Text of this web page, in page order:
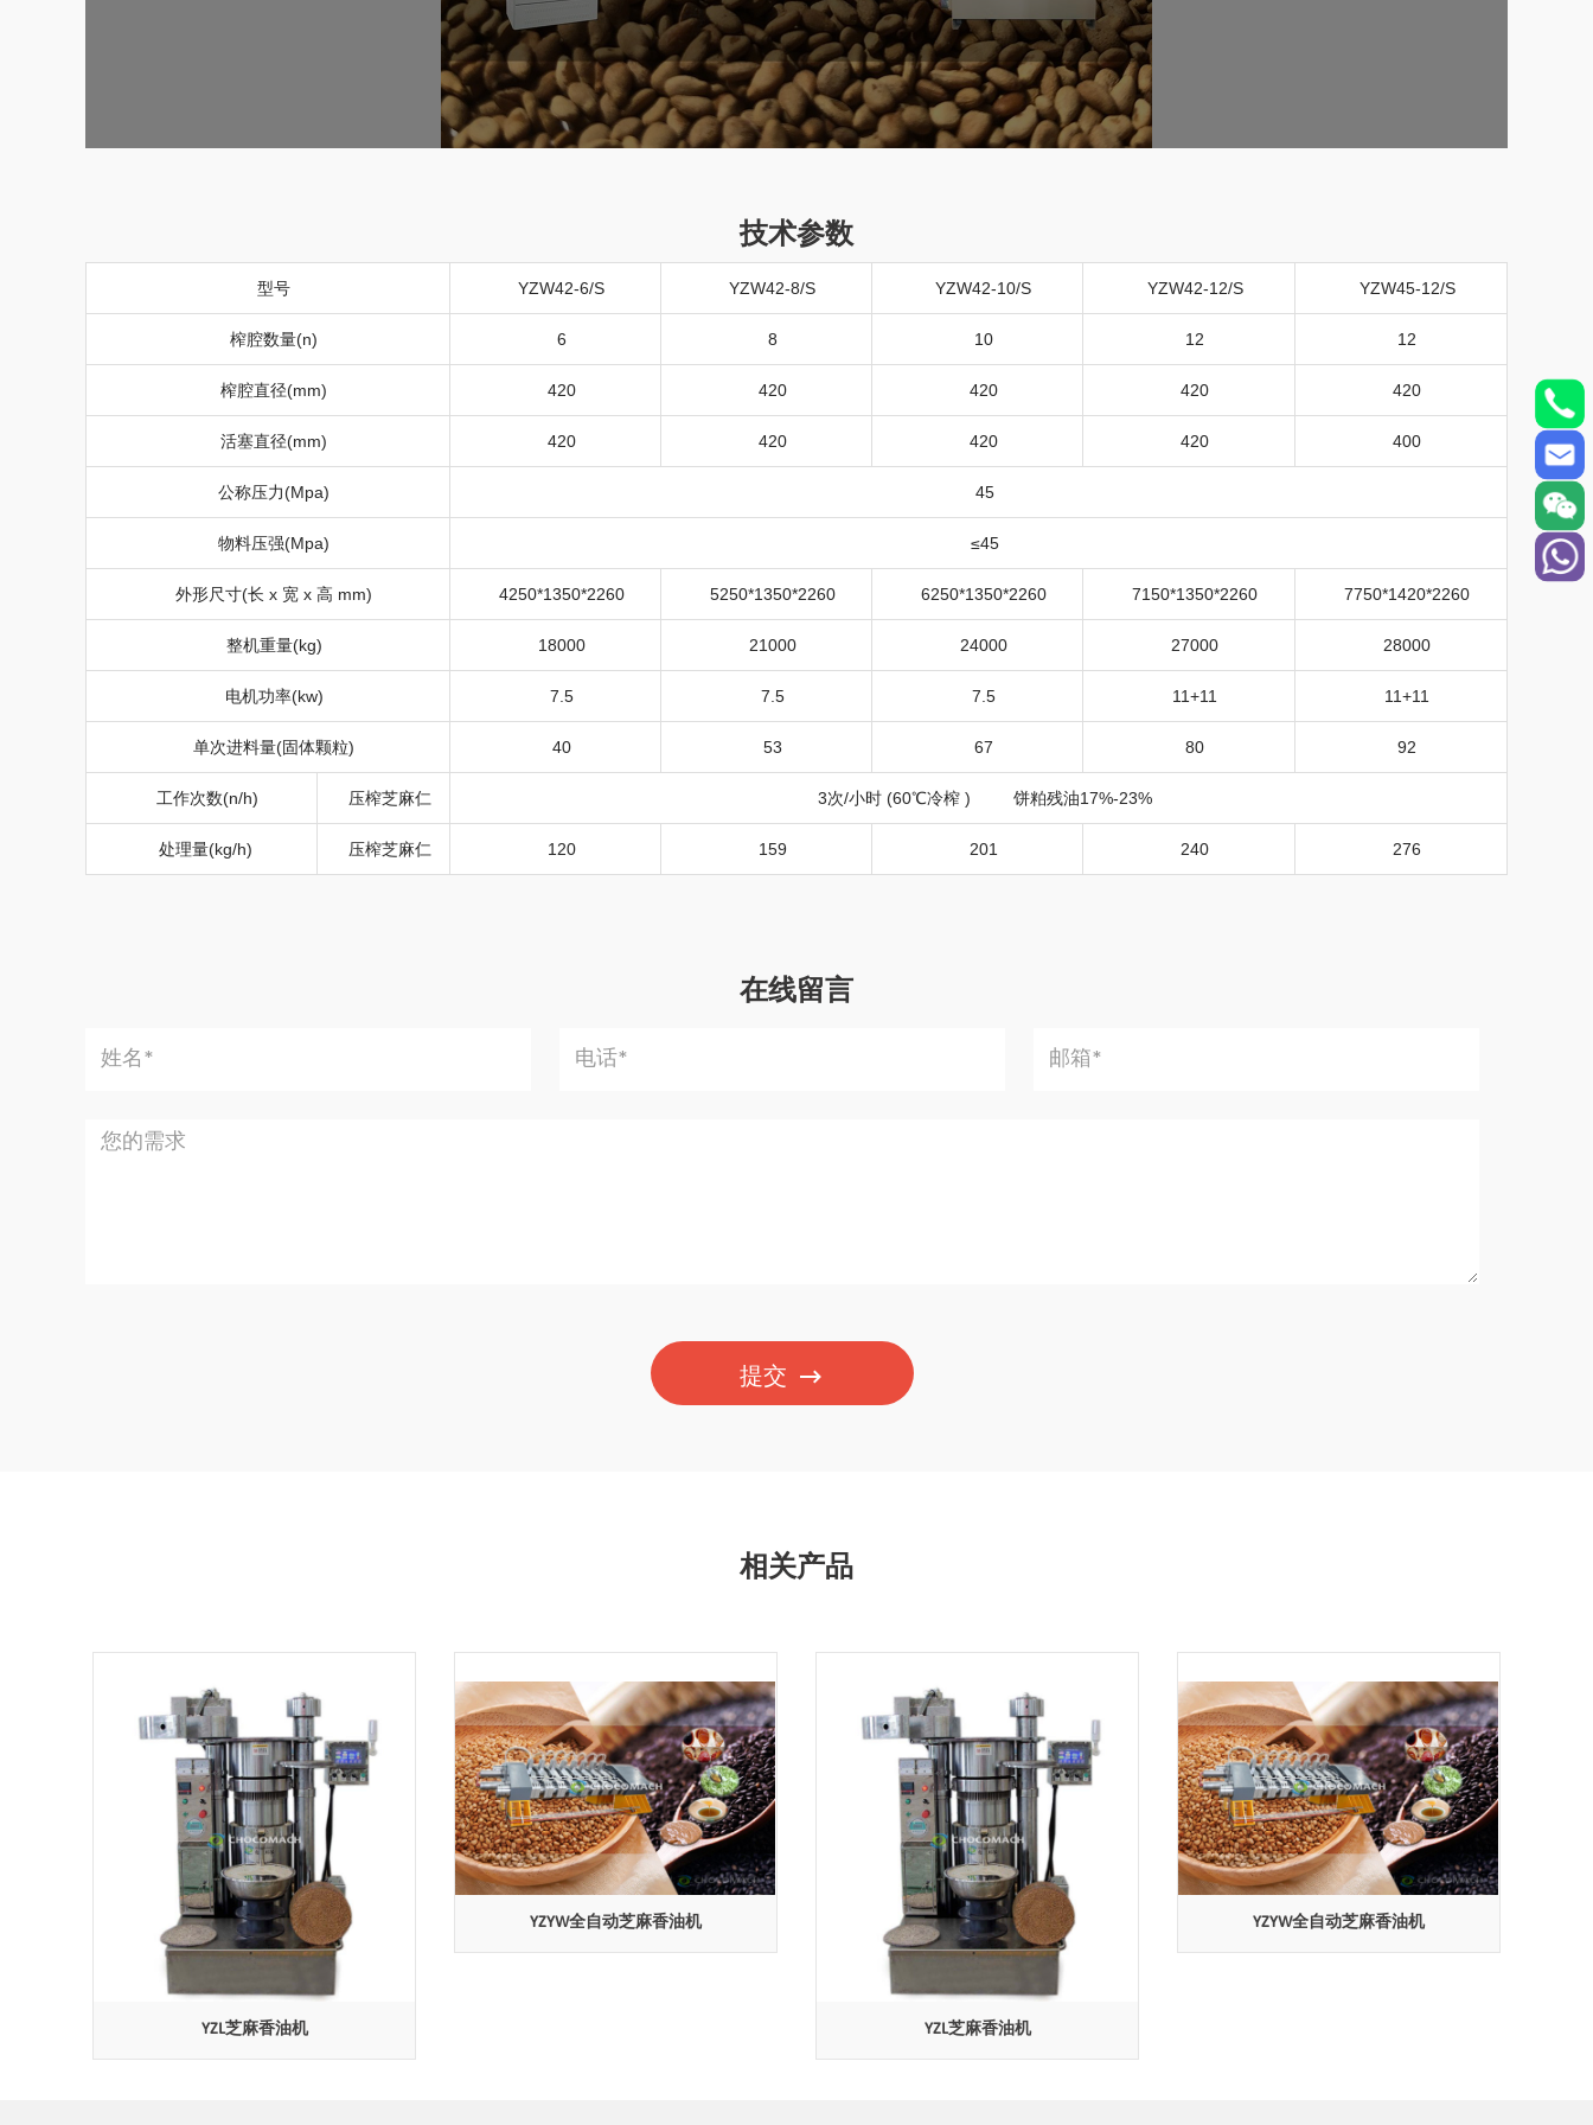
技术参数
型号 YZW42-6/S YZW42-8/S YZW42-10/S YZW42-12/S YZW45-12/S
榨腔数量(n) 6 8 10 12 12
榨腔直径(mm) 420 420 420 420 420
活塞直径(mm) 420 420 420 420 400
公称压力(Mpa) 45
物料压强(Mpa) ≤45
外形尺寸(长 x 宽 x 高 mm) 4250*1350*2260 5250*1350*2260 6250*1350*2260 7150*1350*2260 7750*1420*2260
整机重量(kg) 18000 21000 24000 27000 28000
电机功率(kw) 7.5 7.5 7.5 11+11 11+11
单次进料量(固体颗粒) 40 53 67 80 92
工作次数(n/h) 压榨芝麻仁 3次/小时(60℃冷榨) 饼粕残油17%-23%
处理量(kg/h) 压榨芝麻仁 120 159 201 240 276
在线留言
提交
相关产品
YZL芝麻香油机
YZYW全自动芝麻香油机
YZL芝麻香油机
YZYW全自动芝麻香油机